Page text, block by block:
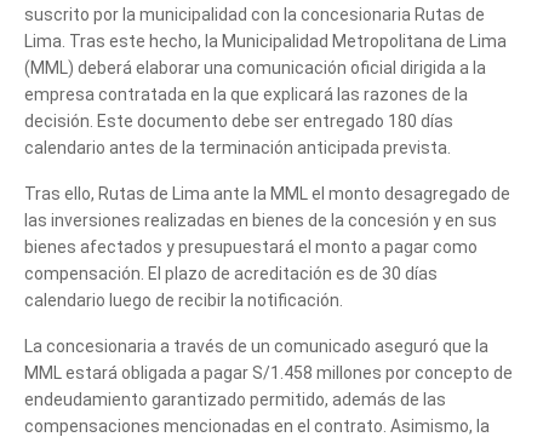
suscrito por la municipalidad con la concesionaria Rutas de
Lima. Tras este hecho, la Municipalidad Metropolitana de Lima
(MML) deberá elaborar una comunicación oficial dirigida a la
empresa contratada en la que explicará las razones de la
decisión. Este documento debe ser entregado 180 días
calendario antes de la terminación anticipada prevista.
Tras ello, Rutas de Lima ante la MML el monto desagregado de
las inversiones realizadas en bienes de la concesión y en sus
bienes afectados y presupuestará el monto a pagar como
compensación. El plazo de acreditación es de 30 días
calendario luego de recibir la notificación.
La concesionaria a través de un comunicado aseguró que la
MML estará obligada a pagar S/1.458 millones por concepto de
endeudamiento garantizado permitido, además de las
compensaciones mencionadas en el contrato. Asimismo, la